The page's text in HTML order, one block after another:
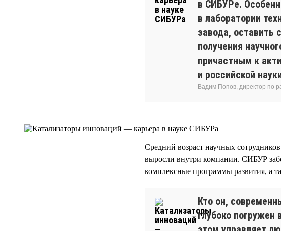
в СИБУРе.
в лаборатории
завода, оставить
получения
причастным к
и российской
Вадим Попов, директор по
Средний возраст научных
выросли внутри компании. СИБУР
комплексные программы развития, а
Кто он,
глубоко погружен